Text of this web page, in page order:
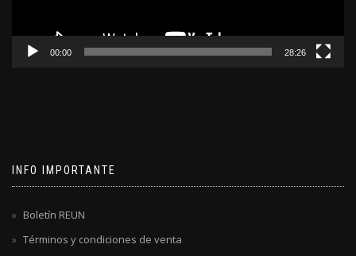
00:00 28:26
INFO IMPORTANTE
Boletín REUN
Términos y condiciones de venta